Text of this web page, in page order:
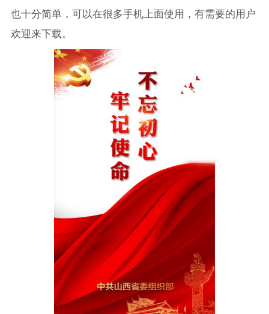
也十分简单，可以在很多手机上面使用，有需要的用户
欢迎来下载。